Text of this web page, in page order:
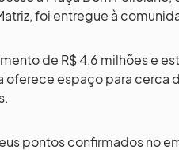
foi entregue à
de R$ 4,6 milhões e
oferece espaço para
pontos confirmados no